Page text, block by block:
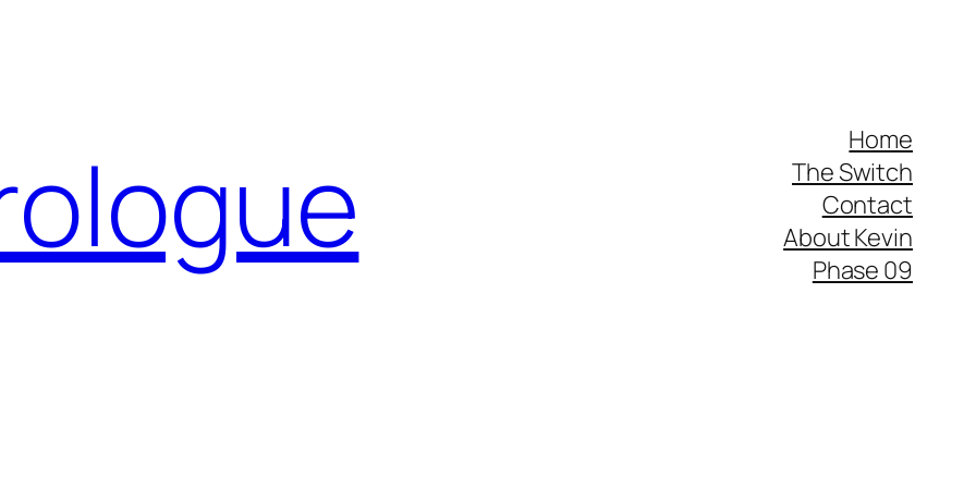
Home
The Switch
Contact
About Kevin
Phase 09